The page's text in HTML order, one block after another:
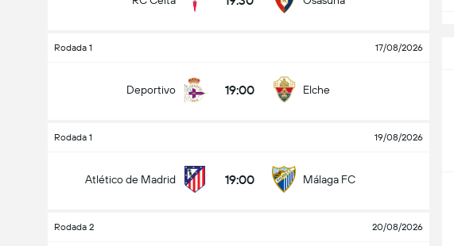
Rodada 1 17/08/2026
Deportivo 19:00 Elche
Rodada 1 19/08/2026
Atlético de Madrid 19:00 Málaga FC
Rodada 2 20/08/2026